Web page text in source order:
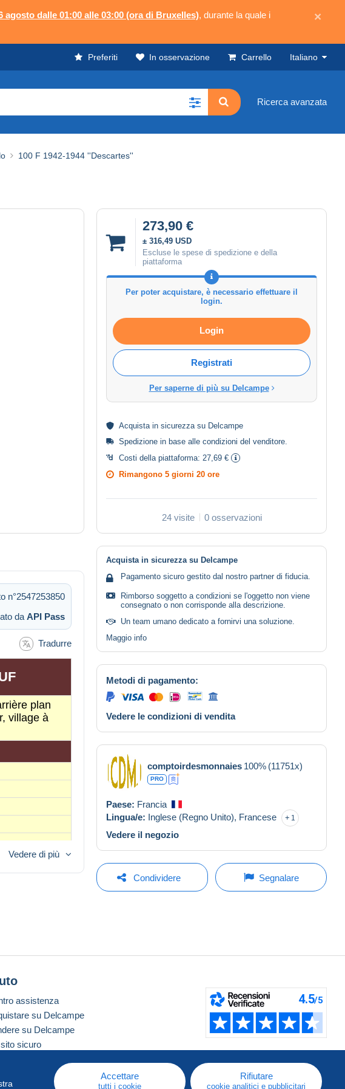
agosto dalle 01:00 alle 03:00 (ora di Bruxelles), durante la quale i
×
Preferiti In osservazione Carrello Italiano
Ricerca avanzata
100 F 1942-1944 ''Descartes''
273,90 €
± 316,49 USD
Escluse le spese di spedizione e della
piattaforma
Per poter acquistare, è necessario effettuare il
login.
Login
Registrati
Per saperne di più su Delcampe
Acquista in sicurezza su Delcampe
Spedizione in base alle condizioni del venditore
Costi della piattaforma: 27,69 €
Rimangono 5 giorni 20 ore
24 visite 0 osservazioni
n°2547253850
da API Pass
Tradurre
plan
village à
Vedere di più
Acquista in sicurezza su Delcampe
Pagamento sicuro gestito dal nostro partner di fiducia.
Rimborso soggetto a condizioni se l'oggetto non viene
consegnato o non corrisponde alla descrizione.
Un team umano dedicato a fornirvi una soluzione.
Maggio info
Metodi di pagamento:
Vedere le condizioni di vendita
comptoirdesmonnaies 100% (11751x)
PRO
Paese: Francia
Lingua/e: Inglese (Regno Unito), Francese 1
Vedere il negozio
Condividere Segnalare
Accettare
tutti i cookie
Rifiutare
cookie analitici e pubblicitari
assistenza
su Delcampe
su Delcampe
sicuro